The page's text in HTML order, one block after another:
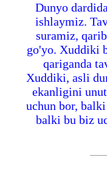
Dunyo
ishlaymiz.
suramiz,
go'yo. Xuddiki
qariganda
Xuddiki, asli
ekanligini
uchun bor,
balki bu biz